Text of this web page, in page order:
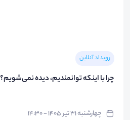
رویداد آنلاین
چرا با اینکه توانمندیم، دیده نمی‌شویم؟
چهارشنبه ۳۱ تیر ۱۴۰۵ - ۱۴:۳۰